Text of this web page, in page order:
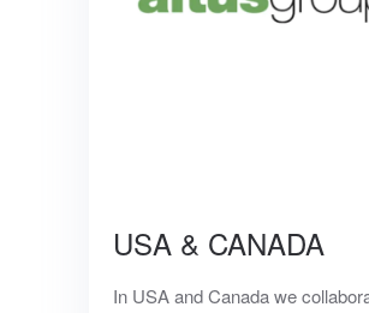
USA & CANADA
In USA and Canada we